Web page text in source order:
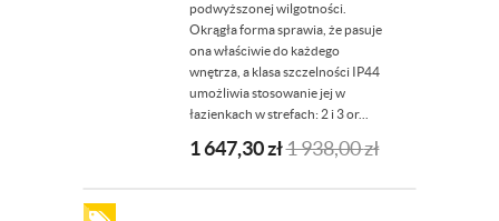
podwyższonej wilgotności.
Okrągła forma sprawia, że pasuje
ona właściwie do każdego
wnętrza, a klasa szczelności IP44
umożliwia stosowanie jej w
łazienkach w strefach: 2 i 3 or...
1 647,30zł1 938,00zł